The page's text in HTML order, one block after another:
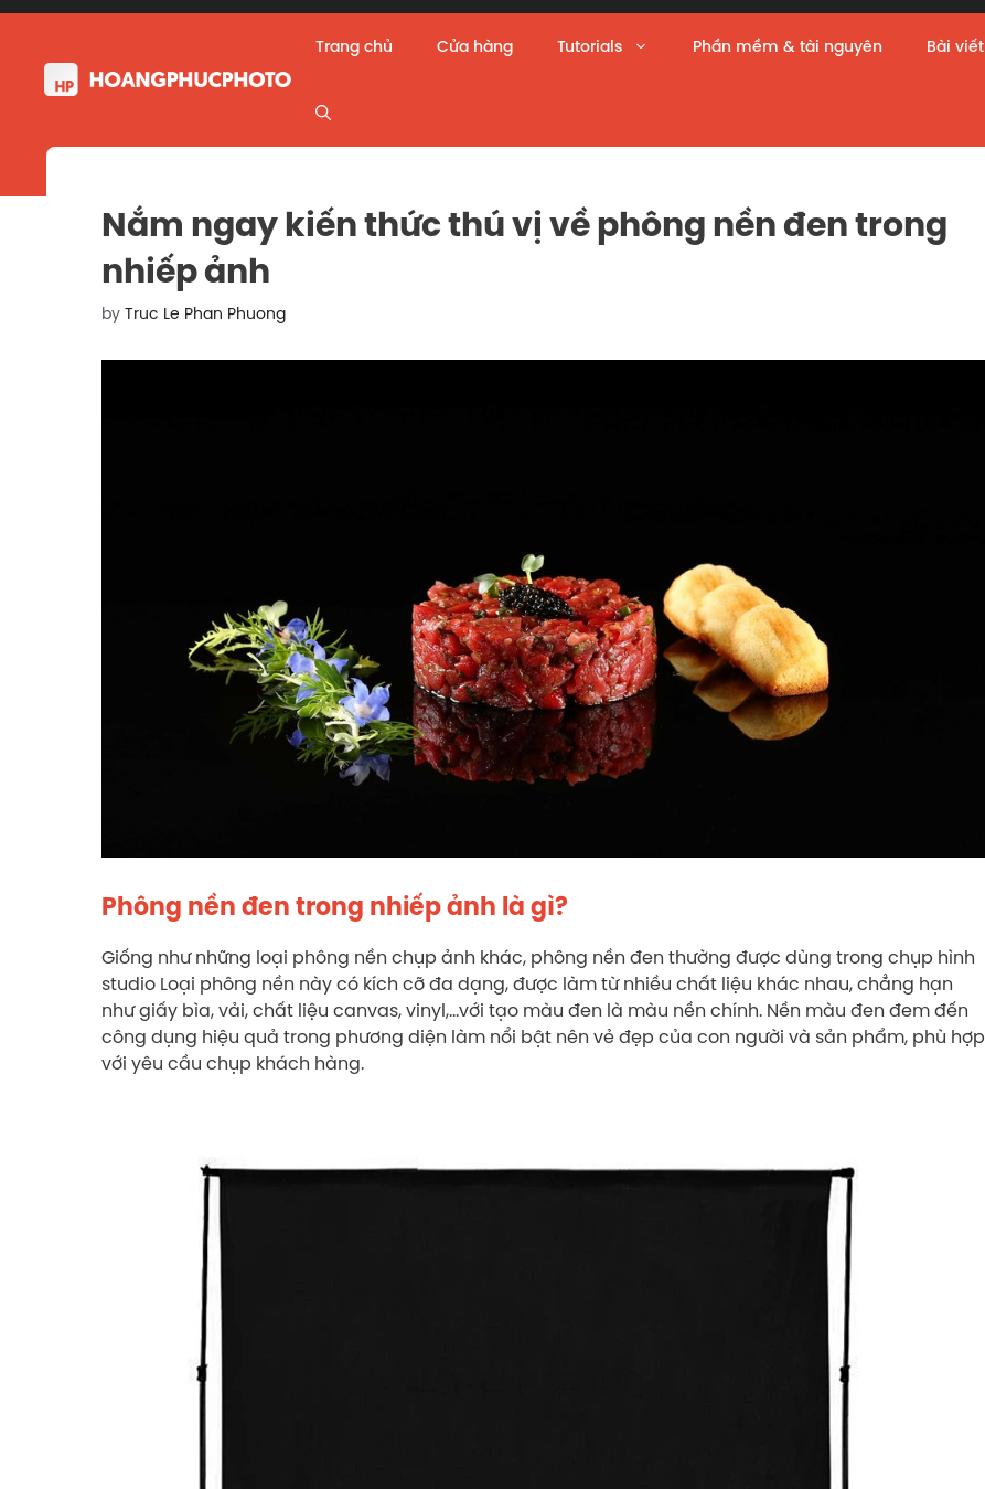
Skip
content
Trang chủ Cửa hàng Tutorials Phần mềm & tài nguyên Bài viết
Nắm ngay kiến thức thú vị về phông nền đen trong
nhiếp ảnh
by Truc Le Phan Phuong
Phông nền đen trong nhiếp ảnh là gì?
Giống như những loại phông nền chụp ảnh khác, phông nền đen thường được dùng trong chụp hình
studio Loại phông nền này có kích cỡ đa dạng, được làm từ nhiều chất liệu khác nhau, chẳng hạn
như giấy bìa, vải, chất liệu canvas, vinyl,…với tạo màu đen là màu nền chính. Nền màu đen đem đến
công dụng hiệu quả trong phương diện làm nổi bật nên vẻ đẹp của con người và sản phẩm, phù hợp
với yêu cầu chụp khách hàng.